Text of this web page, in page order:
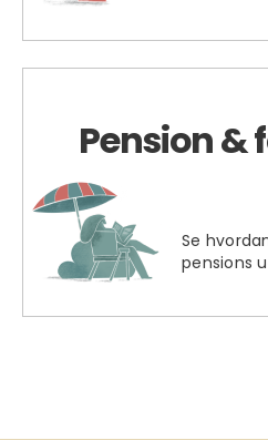
Pension &
Se
pensions